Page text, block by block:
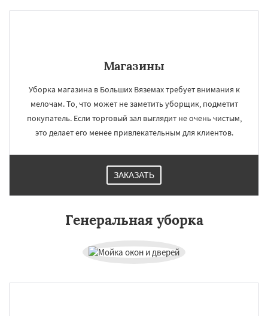
Работаем по
регионам
Быково Вербилки Восход Деденево
Красково Лесной
Лопатино Лотошино
Малаховка Менделеевск Михнево
Октябрьский Правдинский
Родники
Свердловск
Удельная Фосфоритный
Магазины
Уборка магазина в Больших Вяземах требует внимания к
мелочам. То, что может не заметить уборщик, подметит
покупатель. Если торговый зал выглядит не очень чистым,
это делает его менее привлекательным для клиентов.
ЗАКАЗАТЬ
Генеральная уборка
УЗНАТЬ ПОДРОБНЕЕ
Даю согласие на обработку персональных данных